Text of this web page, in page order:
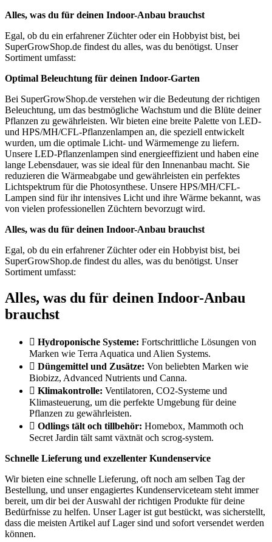
Alles, was du für deinen Indoor-Anbau brauchst
Egal, ob du ein erfahrener Züchter oder ein Hobbyist bist, bei
SuperGrowShop.de findest du alles, was du benötigst. Unser
Sortiment umfasst:
Optimal Beleuchtung für deinen Indoor-Garten
Bei SuperGrowShop.de verstehen wir die Bedeutung der richtigen
Beleuchtung, um das bestmögliche Wachstum und die Blüte deiner
Pflanzen zu gewährleisten. Wir bieten eine breite Palette von LED-
und HPS/MH/CFL-Pflanzenlampen an, die speziell entwickelt
wurden, um die optimale Licht- und Wärmemenge zu liefern.
Unsere LED-Pflanzenlampen sind energieeffizient und haben eine
lange Lebensdauer, was sie ideal für den Innenanbau macht. Sie
reduzieren die Wärmeabgabe und gewährleisten ein perfektes
Lichtspektrum für die Photosynthese. Unsere HPS/MH/CFL-
Lampen sind für ihr intensives Licht und ihre Wärme bekannt, was
von vielen professionellen Züchtern bevorzugt wird.
Alles, was du für deinen Indoor-Anbau brauchst
Egal, ob du ein erfahrener Züchter oder ein Hobbyist bist, bei
SuperGrowShop.de findest du alles, was du benötigst. Unser
Sortiment umfasst:
Alles, was du für deinen Indoor-Anbau
brauchst
Hydroponische Systeme: Fortschrittliche Lösungen von
Marken wie Terra Aquatica und Alien Systems.
Düngemittel und Zusätze: Von beliebten Marken wie
Biobizz, Advanced Nutrients und Canna.
Klimakontrolle: Ventilatoren, CO2-Systeme und
Klimasteuerung, um die perfekte Umgebung für deine
Pflanzen zu gewährleisten.
Odlings tält och tillbehör: Homebox, Mammoth och
Secret Jardin tält samt växtnät och scrog-system.
Schnelle Lieferung und exzellenter Kundenservice
Wir bieten eine schnelle Lieferung, oft noch am selben Tag der
Bestellung, und unser engagiertes Kundenserviceteam steht immer
bereit, um dir bei der Auswahl der richtigen Produkte für deine
Bedürfnisse zu helfen. Unser Lager ist gut bestückt, was sicherstellt,
dass die meisten Artikel auf Lager sind und sofort versendet werden
können.